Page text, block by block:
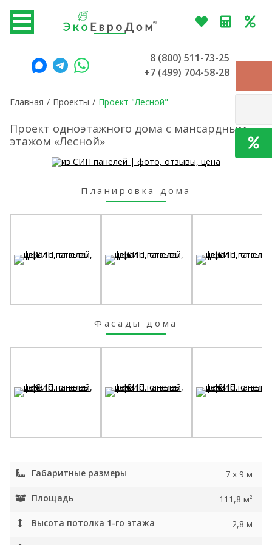
8 (800) 511-73-25
+7 (499) 704-58-28
Главная / Проекты / Проект "Лесной"
Проект одноэтажного дома с мансардным
этажом «Лесной»
Планировка дома
Фасады дома
Габаритные размеры 7 x 9 м
Площадь 111,8 м²
Высота потолка 1-го этажа 2,8 м